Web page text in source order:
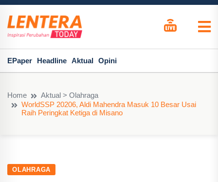
EPaper Headline Aktual Opini
Home
Aktual > Olahraga
WorldSSP 20206, Aldi Mahendra Masuk 10 Besar Usai
Raih Peringkat Ketiga di Misano
OLAHRAGA